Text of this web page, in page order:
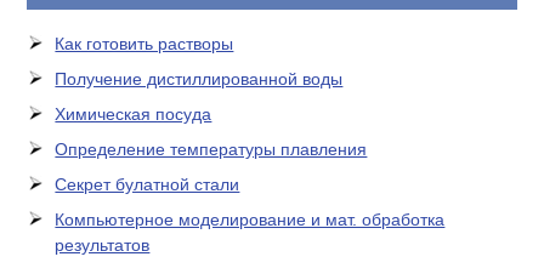
Как готовить растворы
Получение дистиллированной воды
Химическая посуда
Определение температуры плавления
Секрет булатной стали
Компьютерное моделирование и мат. обработка
результатов